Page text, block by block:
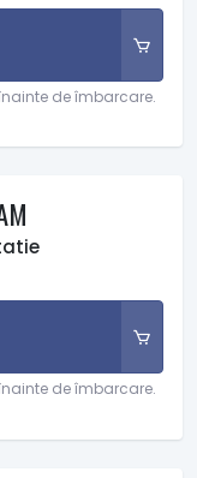
de îmbarcare.
de îmbarcare.